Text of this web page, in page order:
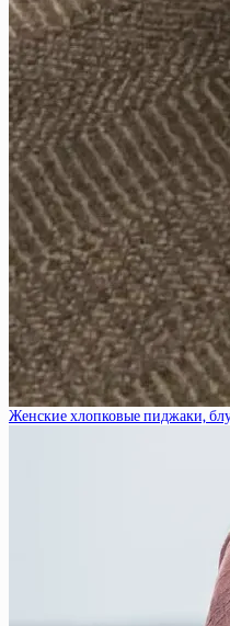
Женские хлопковые пиджаки,